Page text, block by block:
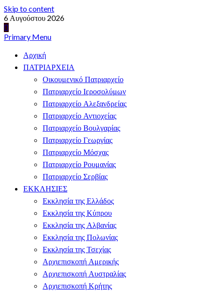
Skip to content
6 Αυγούστου 2026
Primary Menu
Αρχική
ΠΑΤΡΙΑΡΧΕΙΑ
Οικουμενικό Πατριαρχείο
Πατριαρχείο Ιεροσολύμων
Πατριαρχείο Αλεξανδρείας
Πατριαρχείο Αντιοχείας
Πατριαρχείο Βουλγαρίας
Πατριαρχείο Γεωργίας
Πατριαρχείο Μόσχας
Πατριαρχείο Ρουμανίας
Πατριαρχείο Σερβίας
ΕΚΚΛΗΣΙΕΣ
Εκκλησία της Ελλάδος
Εκκλησία της Κύπρου
Εκκλησία της Αλβανίας
Εκκλησία της Πολωνίας
Εκκλησία της Τσεχίας
Αρχιεπισκοπή Αμερικής
Αρχιεπισκοπή Αυστραλίας
Αρχιεπισκοπή Κρήτης